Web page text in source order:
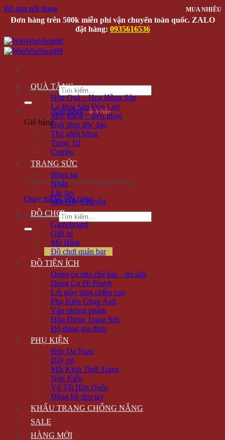
Bỏ qua nội dung
Đơn hàng trên 500k miễn phí vận chuyển toàn quốc. ZALO
đặt hàng: 0935616536
Tìm kiếm:
Giỏ hàng /0 VNĐ
Giỏ hàng
Chưa có sản phẩm trong giỏ hàng.
Quay trở lại cửa hàng
Tìm kiếm:
QUÀ TẶNG
Hộp Quà – Hoa Hồng Sáp
Lọ Hoa Sáp Đèn Led
Móc khóa – điện thoại
Quà tặng độc đáo
Thú nhồi bông
Trang Trí
Combo
TRANG SỨC
Bông tai
Nhẫn
Lắc tay
Mặt Dây Chuyền
ĐỒ CHƠI
Gameboard
Giải trí
Mô Hình
Đồ chơi quán bar
ĐỒ TIỆN ÍCH
Dụng cụ pha chế bar – trà sữa
Dụng Cụ Đi Phượt
Lót giày tăng chiều cao
Phụ Kiện Chụp Ảnh
Văn phòng phẩm
Hộp Đựng Trang Sức
Đồ dùng gia đình
PHỤ KIỆN
Bóp Da Nam
Dây nịt
Mắt Kính Thời Trang
Nón Kiểu
Vớ Tất Hàn Quốc
Đồng hồ đeo tay
KHẨU TRANG CHỐNG NẮNG
SALE
HÀNG MỚI
MUA NHIỀU